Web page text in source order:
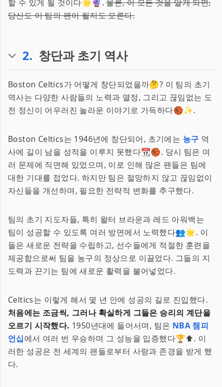
할 수 있게 될 것이다🌟🔮.물론, 이 모든 것을 알게 되면,
당신도 이 팀의 팬이 될지도 모른다.
2. 창단과 초기 역사
Boston Celtics가 어떻게 창단되었을까🤔? 이 팀의 초기
역사는 다양한 사람들의 노력과 열정, 그리고 끊임없는 도
전 정신이 어우러진 놀라운 이야기로 가득하다🏀✨.
Boston Celtics는 1946년에 창단되어, 초기에는 농구 역
사에 길이 남을 성적을 이루지 못했다📆🏀. 당시 팀은 여
러 문제에 직면해 있었으며, 이로 인해 많은 팬들은 팀에
대한 기대를 접었다. 하지만 팀은 절망하지 않고 끊임없이
자신들을 개선하며, 필요한 전략적 변화를 추구했다.
팀의 초기 지도자들, 특히 왈터 브라운과 레드 아워백는
팀이 성공할 수 있도록 여러 방면에서 노력했다👥🌟. 이
들은 새로운 전략을 수립하고, 선수들에게 적절한 훈련을
제공함으로써 팀을 농구의 정상으로 이끌었다. 그들의 지
도력과 끈기는 팀에 새로운 활력을 불어넣었다.
Celtics는 이렇게 해서 몇 년 안에 성공의 길로 진입했다.
처음에는 조금씩, 그러나 확실하게 그들은 승리의 계단을
오르기 시작했다. 1950년대에 들어서며, 팀은 NBA 챔피
언십에서 여러 번 우승하며 그 성능을 입증했다🏆⬆️. 이
러한 성공은 전 세계의 팬들로부터 사랑과 존경을 받게 했
다.